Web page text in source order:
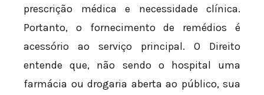
prescrição médica e necessidade clínica.
Portanto, o fornecimento de remédios é
acessório ao serviço principal. O Direito
entende que, não sendo o hospital uma
farmácia ou drogaria aberta ao público, sua